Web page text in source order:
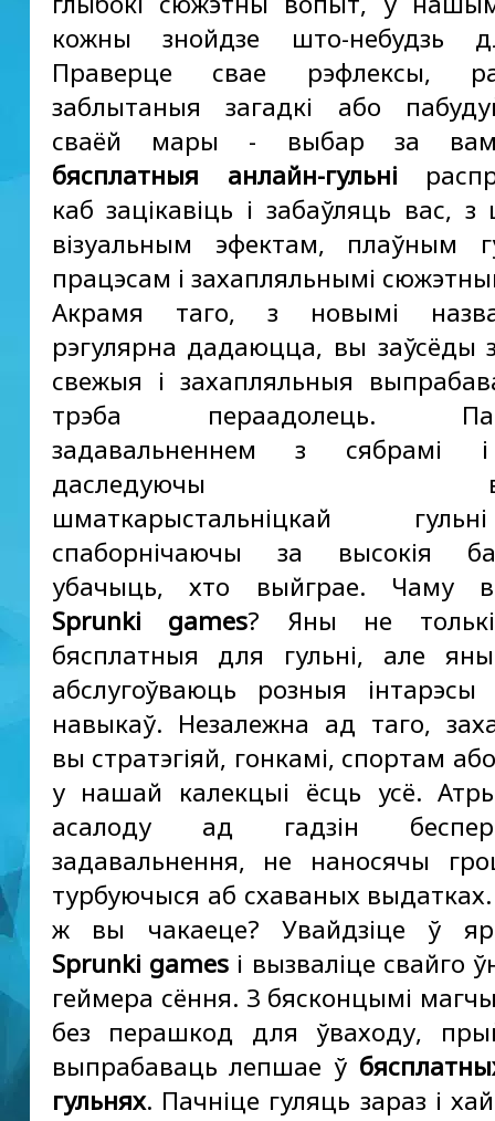
кожны знойдзе што-небудзь
Праверце свае рэфлексы,
заблытаныя загадкі або
сваёй мары - выбар за
бясплатныя анлайн-гульні
каб зацікавіць і забаўляць вас,
візуальным эфектам, плаўным
працэсам і захапляльнымі
Акрамя таго, з новымі
рэгулярна дадаюцца, вы заўсёды
свежыя і захапляльныя
трэба пераадолець.
задавальненнем з сябрамі
даследуючы
шматкарыстальніцкай
спаборнічаючы за высокія
убачыць, хто выйграе. Чаму
Sprunki games? Яны не
бясплатныя для гульні, але
абслугоўваюць розныя інтарэсы
навыкаў. Незалежна ад таго,
вы стратэгіяй, гонкамі, спортам
у нашай калекцыі ёсць усё.
асалоду ад гадзін
задавальнення, не наносячы
турбуючыся аб схаваных
ж вы чакаеце? Увайдзіце ў
Sprunki games і вызваліце свайго
геймера сёння. З бясконцымі
без перашкод для ўваходу,
выпрабаваць лепшае ў
гульнях. Пачніце гуляць зараз і